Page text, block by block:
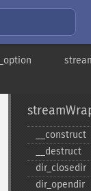
_​_​construct
_​_​destruct
dir_​closedir
dir_​opendir